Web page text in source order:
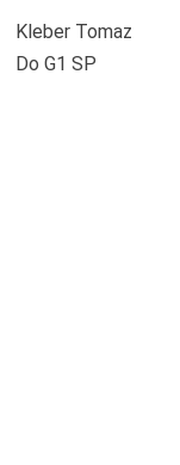
Kleber Tomaz
Do G1 SP